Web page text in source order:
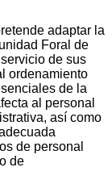
adaptar la
Foral de
de sus
ordenamiento
de la
al personal
así como
de personal
de